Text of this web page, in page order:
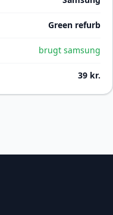
Green refurb
brugt samsung
39 kr.